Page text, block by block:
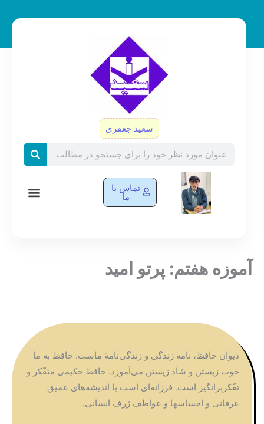
سعید جعفری
تماس با
ما
آموزه هفتم: پرتو امید
دیوان حافظ، نامه زندگی و زندگی‌نامۀ ماست. حافظ به ما
خوب زیستن و شاد زیستن می‌آموزد. حافظ حکیمی متفّکر و
تفّکربرانگیز است. فرزانه‌ای است با اندیشه‌های عمیق
عرفانی و احساسها و عواطف ژرف انسانی.